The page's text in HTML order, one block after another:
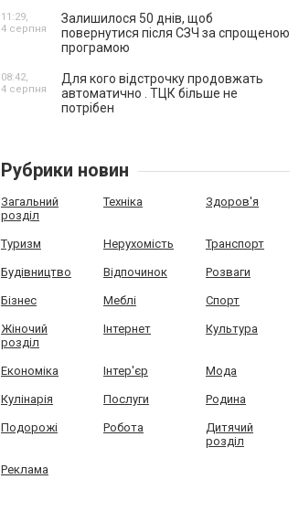
Залишилося 50 днів, щоб
повернутися після СЗЧ за спрощеною
програмою
11:29,
4 серпня
Для кого відстрочку продовжать
автоматично . ТЦК більше не
потрібен
08:42,
4 серпня
Рубрики новин
Загальний
розділ
Техніка Здоров'я
Туризм Нерухомість Транспорт
Будівництво Відпочинок Розваги
Бізнес Меблі Спорт
Жіночий
розділ
Інтернет Культура
Економіка Інтер'єр Мода
Кулінарія Послуги Родина
Подорожі Робота
Дитячий
розділ
Реклама